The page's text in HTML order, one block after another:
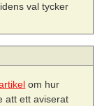
val tycker
om hur
att ett aviserat